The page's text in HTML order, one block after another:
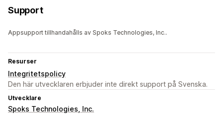
Support
Appsupport tillhandahålls av Spoks Technologies, Inc..
Resurser
Integritetspolicy
Den här utvecklaren erbjuder inte direkt support på Svenska.
Utvecklare
Spoks Technologies, Inc.